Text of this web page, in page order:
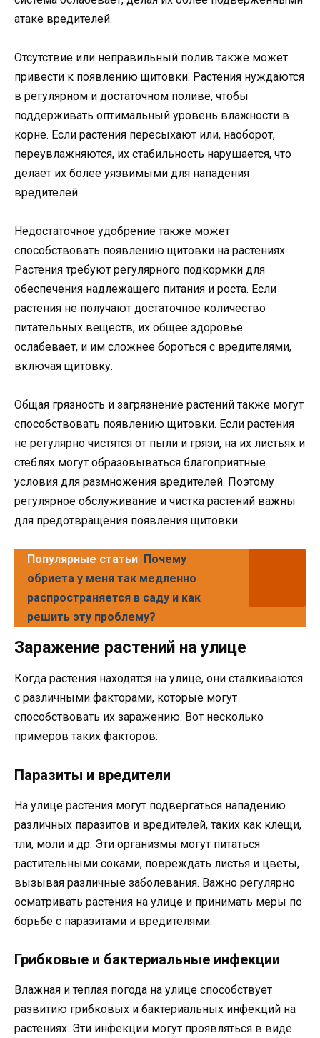
атаке вредителей.
Отсутствие или неправильный полив также может
привести к появлению щитовки. Растения нуждаются
в регулярном и достаточном поливе, чтобы
поддерживать оптимальный уровень влажности в
корне. Если растения пересыхают или, наоборот,
переувлажняются, их стабильность нарушается, что
делает их более уязвимыми для нападения
вредителей.
Недостаточное удобрение также может
способствовать появлению щитовки на растениях.
Растения требуют регулярного подкормки для
обеспечения надлежащего питания и роста. Если
растения не получают достаточное количество
питательных веществ, их общее здоровье
ослабевает, и им сложнее бороться с вредителями,
включая щитовку.
Общая грязность и загрязнение растений также могут
способствовать появлению щитовки. Если растения
не регулярно чистятся от пыли и грязи, на их листьях и
стеблях могут образовываться благоприятные
условия для размножения вредителей. Поэтому
регулярное обслуживание и чистка растений важны
для предотвращения появления щитовки.
Популярные статьи Почему
обриета у меня так медленно
распространяется в саду и как
решить эту проблему?
Заражение растений на улице
Когда растения находятся на улице, они сталкиваются
с различными факторами, которые могут
способствовать их заражению. Вот несколько
примеров таких факторов:
Паразиты и вредители
На улице растения могут подвергаться нападению
различных паразитов и вредителей, таких как клещи,
тли, моли и др. Эти организмы могут питаться
растительными соками, повреждать листья и цветы,
вызывая различные заболевания. Важно регулярно
осматривать растения на улице и принимать меры по
борьбе с паразитами и вредителями.
Грибковые и бактериальные инфекции
Влажная и теплая погода на улице способствует
развитию грибковых и бактериальных инфекций на
растениях. Эти инфекции могут проявляться в виде